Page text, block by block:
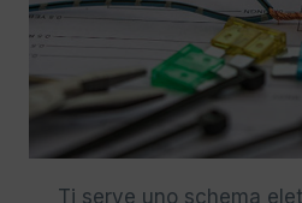
Ti serve uno schema